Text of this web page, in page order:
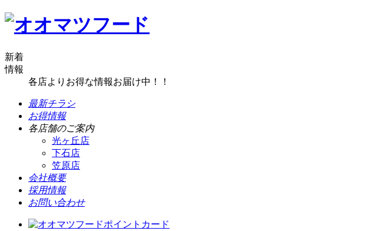
新着
情報
各店よりお得な情報お届け中！！
最新チラシ
お得情報
各店舗のご案内
光ヶ丘店
下石店
笠原店
会社概要
採用情報
お問い合わせ